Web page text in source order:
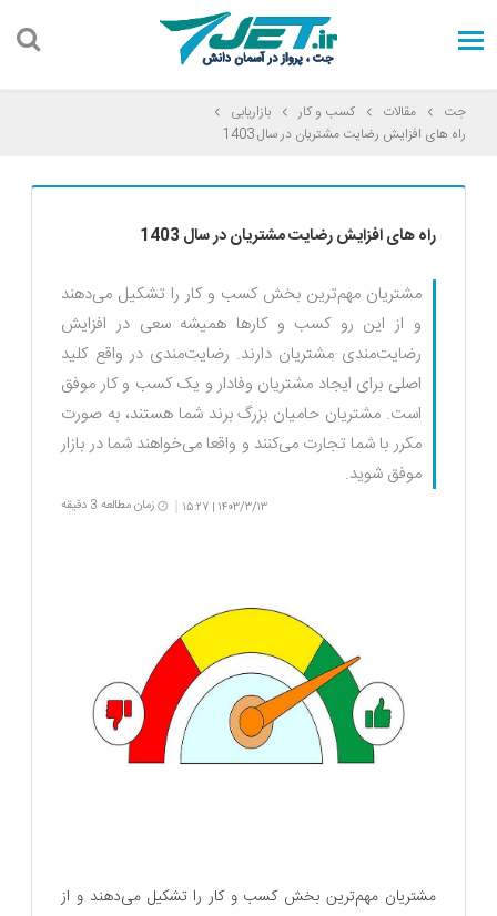
جت مقالات کسب و کار
بازاریابی
راه های افزایش رضایت مشتریان در سال 1403
راه های افزایش رضایت مشتریان در سال 1403
مشتریان مهم‌ترین بخش کسب و کار را تشکیل می‌دهند
و از این رو کسب و کارها همیشه سعی در افزایش
رضایت‌مندی مشتریان دارند. رضایت‌مندی در واقع کلید
اصلی برای ایجاد مشتریان وفادار و یک کسب و کار موفق
است. مشتریان حامیان بزرگ برند شما هستند، به صورت
مکرر با شما تجارت می‌کنند و واقعا می‌خواهند شما در بازار
موفق شوید.
| زمان مطالعه 3 دقیقه
مشتریان مهم‌ترین بخش کسب و کار را تشکیل می‌دهند و از